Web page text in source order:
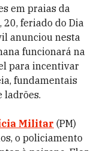
em praias da
20, feriado do Dia
anunciou nesta
funcionará na
para incentivar
fundamentais
ladrões.
Militar (PM)
o policiamento